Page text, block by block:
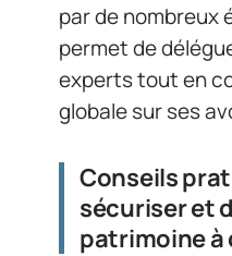
par de nombreux
permet de
experts tout en
globale sur ses
Conseils
sécuriser et
patrimoine à